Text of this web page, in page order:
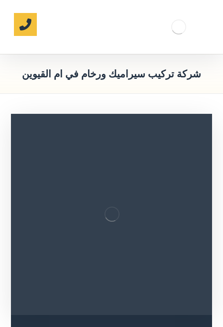
شركة تركيب سيراميك ورخام في ام القيوين